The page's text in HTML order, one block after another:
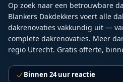
Op zoek naar een betrouwbare
Blankers Dakdekkers voert alle
dakrenovaties vakkundig uit —
complete dakrenovaties. Meer
regio Utrecht. Gratis offerte,
Binnen 24 uur reactie